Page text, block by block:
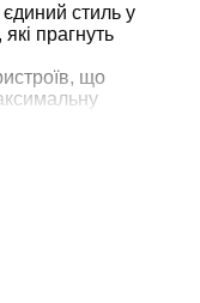
стиль у
прагнуть
що